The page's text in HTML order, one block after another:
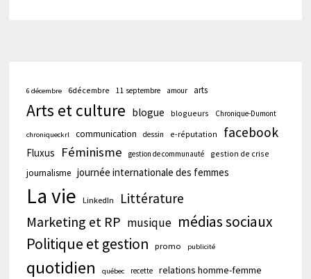
6 décembre 6décembre 11 septembre amour arts
Arts et culture blogue blogueurs Chronique-Dumont
chroniqueckrl communication dessin e-réputation facebook
Fluxus Féminisme gestion de communauté gestion de crise
journalisme journée internationale des femmes
La vie LinkedIn Littérature
Marketing et RP musique médias sociaux
Politique et gestion
promo publicité
quotidien québec recette relations homme-femme